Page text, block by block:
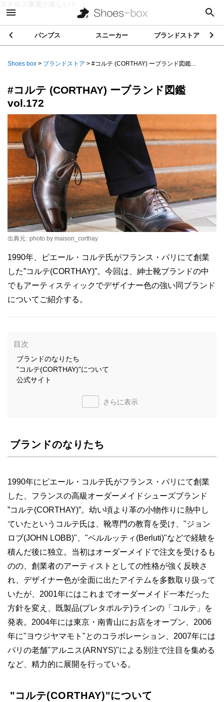
ステルス家電が楽しい！
パンプス スニーカー ブランドストア
Shoes box > ブランドストア > #‌コルテ (CORTHAY) ーブランド図鑑...
#‌コルテ (CORTHAY) ーブランド図鑑
vol.172
出典元: photo by maison_corthay
1990年、ピエール・コルテ氏がフランス・パリにて創業
した”コルテ(CORTHAY)”。今回は、紳士靴ブランドの中
でもアーティスティックでデザイナー色の強い同ブランド
についてご紹介する。
目次
ブランドのなりたち
"コルテ(CORTHAY)"について
公式サイト
さらに表示
ブランドのなりたち
1990年にピエール・コルテ氏がフランス・パリにて創業
した、フランスの高級オーダーメイドシューズブランド
”コルテ(CORTHAY)”。幼い頃より革の小物作りに熱中し
ていたというコルテ氏は、靴専門の教育を受け、"ジョン
ロブ(JOHN LOBB)"、"ベルルッティ(Berluti)"などで経験を
積んだ後に独立。当初はオーダーメイドで注文を受けるも
のの、創業者のアーティストとしての性格が強く反映さ
れ、デザイナー色が全面に出たアイテムを多数取り扱って
いたが、2001年にはこれまでオーダーメイド一本だった
方針を変え、既製品(プレタポルテ)ラインの「コルテ」を
発表。2004年には東京・南青山にお店をオープン、2006
年に"ヨウジヤマモト"とのコラボレーション、2007年には
パリの老舗"アルニス(ARNYS)"による別注で注目を集める
など、精力的に展開を行っている。
"コルテ(CORTHAY)"について